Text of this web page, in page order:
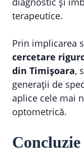
terapeutice.
Prin implicarea
cercetare
din Timișoara,
generații de
aplice cele mai
optometrică.
Concluzie